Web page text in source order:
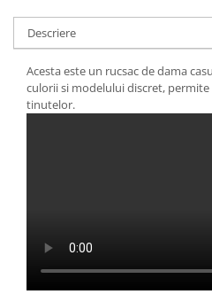
Descriere
Acesta este un rucsac de dama
culorii si modelului discret,
tinutelor.